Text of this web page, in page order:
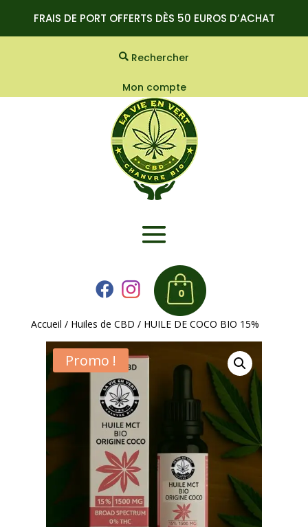
FRAIS DE PORT OFFERTS DÈS 50 EUROS D’ACHAT
Rechercher
Mon compte
0
Accueil / Huiles de CBD / HUILE DE COCO BIO 15%
Promo !